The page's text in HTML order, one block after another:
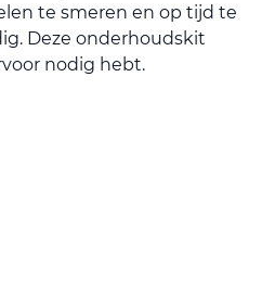
te smeren en op tijd te
Deze onderhoudskit
nodig hebt.